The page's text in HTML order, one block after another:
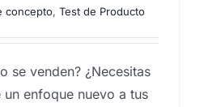
concepto, Test de Producto
se venden? ¿Necesitas
enfoque nuevo a tus